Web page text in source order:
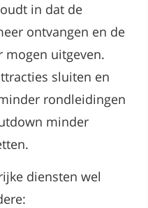
in dat de
ontvangen en de
mogen uitgeven.
sluiten en
rondleidingen
minder
diensten wel